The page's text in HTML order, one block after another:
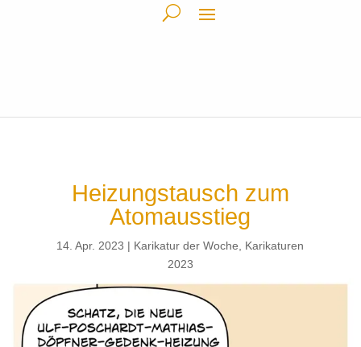
Heizungstausch zum
Atomausstieg
14. Apr. 2023 Karikatur der Woche
Karikaturen
2023